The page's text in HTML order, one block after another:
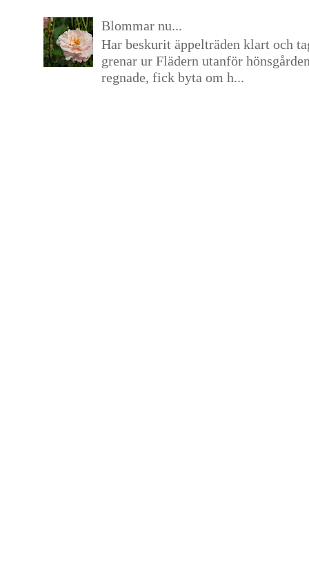
Blommar nu...
Har beskurit äppelträden klart och
grenar ur Flädern utanför
regnade, fick byta om h...